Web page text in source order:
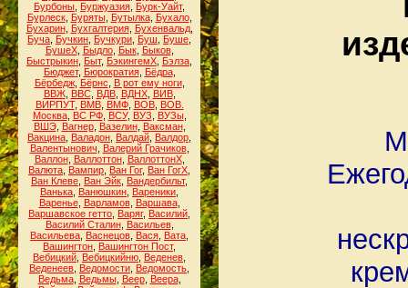
Бурбоны Буржуазия Бурк-Уайт,
Бурлеск, Буряты, Бутылка, Бухало,
Бухарин, Бухгалтерия, Бухенвальд,
Буча Бучкин Бучкури Буш Буше
БушеХ, Быдло, Бык, Быков,
Быстрыкин Быт, БэкингемХ Бэлза
Бюджет, Бюрократия, Бёдра,
Бёрбедж, Бёрнс В рот ему ноги,
ВВЖ, ВВС, ВДВ, ВДНХ, ВИВ,
ВИРПУТ, ВМВ, ВМФ, ВОВ, ВОВ.
Москва, ВС РФ, ВСУ, ВУЗ ВУЗы,
ВШЭ, Вагнер, Вазелин, Ваксман,
Вакцина Валадон Валдай Валдор
Валентынович
Валерий Грачиков,
Валлон, Валлоттон, ВаллоттонХ,
Валюта Вампир Ван Гог, Ван ГогХ
Ван Клеве Ван Эйк Вандербильт,
Ванька Ванюшкин Вареники
Варенье, Варламов, Варшава,
Варшавское гетто Варяг, Василий
Василий Сталин, Васильев,
Васильева Васнецов Вася Вата
Вашингтон Вашингтон Пост,
Вебицкий Вебицкийню Веденев
Веденеев Ведомости Ведомость
Ведьма, Ведьмы, Веер, Веера,